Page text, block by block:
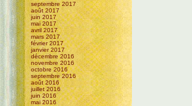
septembre 2017
août 2017
juin 2017
mai 2017
avril 2017
mars 2017
février 2017
janvier 2017
décembre 2016
novembre 2016
octobre 2016
septembre 2016
août 2016
juillet 2016
juin 2016
mai 2016